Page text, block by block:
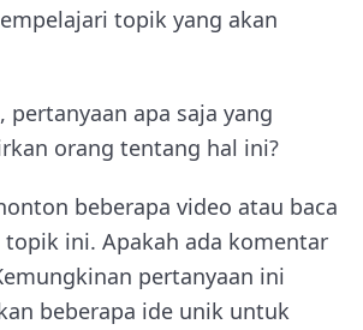
topik yang akan
pertanyaan apa saja yang
orang tentang hal ini?
beberapa video atau baca
ini. Apakah ada komentar
pertanyaan ini
beberapa ide unik untuk